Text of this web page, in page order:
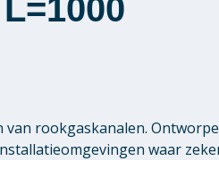
rookgaskanalen.
waar